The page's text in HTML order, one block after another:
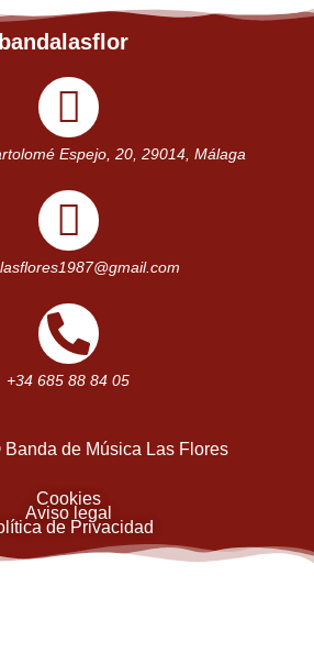
bandalasflor
Espejo, 20, 29014, Málaga
+34 685 88 84 05
de Música Las Flores
Cookies
Aviso legal
de Privacidad